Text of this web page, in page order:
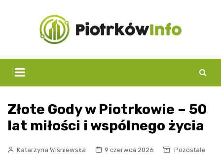
Złote Gody w Piotrkowie – 50
lat miłości i wspólnego życia
Katarzyna Wiśniewska 9 czerwca 2026 Pozostałe